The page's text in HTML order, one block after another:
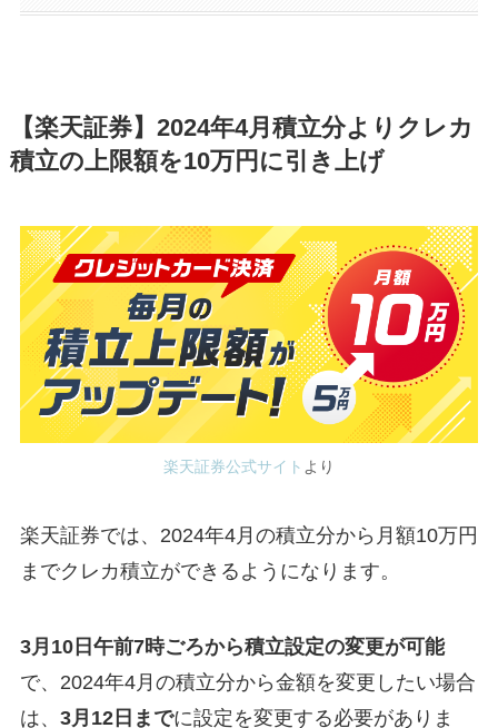
【楽天証券】2024年4月積立分よりクレカ
積立の上限額を10万円に引き上げ
楽天証券公式サイト より
楽天証券では、2024年4月の積立分から月額10万円
までクレカ積立ができるようになります。
3月10日午前7時ごろから積立設定の変更が可能
で、2024年4月の積立分から金額を変更したい場合
は、 3月12日までに設定を変更する必要がありま